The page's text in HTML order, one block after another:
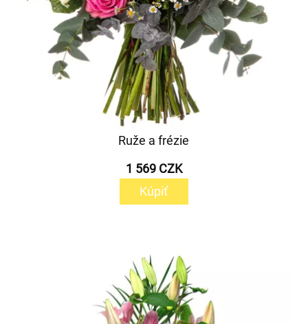
Ruže a frézie
1 569 CZK
Kúpiť